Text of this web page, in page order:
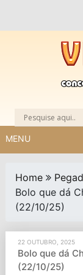
MENU
Home
Bolo que dá
(22/10/25)
22 OUTUBRO, 2025
Bolo que dá
(22/10/25)